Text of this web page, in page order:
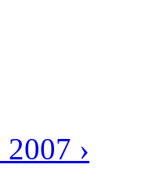
›